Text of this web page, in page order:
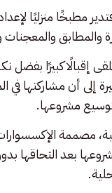
مطبخًا منزليًا
والمطابق والمعجنات
إقبالًا كبيرًا بفضل
إلى أن مشاركتها في
مشروعها.
مصممة
بعد التحاقها